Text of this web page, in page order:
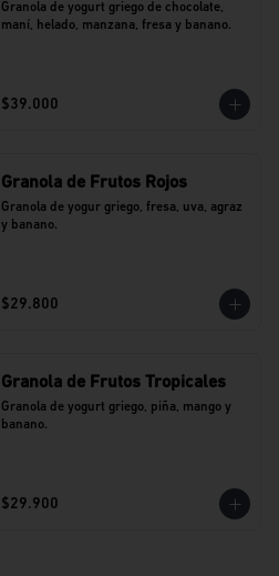
Granola de yogurt griego de chocolate,
maní, helado, manzana, fresa y banano.
$39.000
Granola de Frutos Rojos
Granola de yogur griego, fresa, uva, agraz
y banano.
$29.800
Granola de Frutos Tropicales
Granola de yogurt griego, piña, mango y
banano.
$29.900